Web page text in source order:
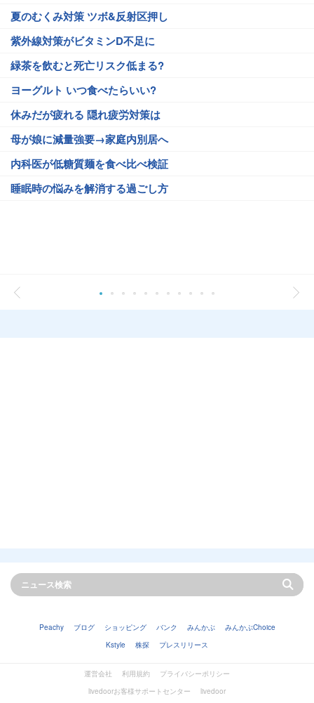
夏のむくみ対策 ツボ&反射区押し
紫外線対策がビタミンD不足に
緑茶を飲むと死亡リスク低まる?
ヨーグルト いつ食べたらいい?
休みだが疲れる 隠れ疲労対策は
母が娘に減量強要→家庭内別居へ
内科医が低糖質麺を食べ比べ検証
睡眠時の悩みを解消する過ごし方
Peachy ブログ ショッピング バンク みんかぶ
みんかぶChoice
Kstyle
株探 プレスリリース
運営会社 利用規約
プライバシーポリシー
livedoorお客様サポートセンター
livedoor